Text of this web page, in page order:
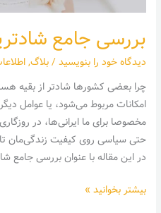
بررسی جامع
دیدگاه‌ خود را بنویسید/بلاگ,
چرا بعضی کشورها شادتر از بقیه
امکانات مربوط می‌شود، یا عوامل
مخصوصا برای ما ایرانی‌ها، در
حتی سیاسی روی کیفیت زندگی‌مان
در این مقاله با عنوان بررسی جامع
بیشتر بخوانید »